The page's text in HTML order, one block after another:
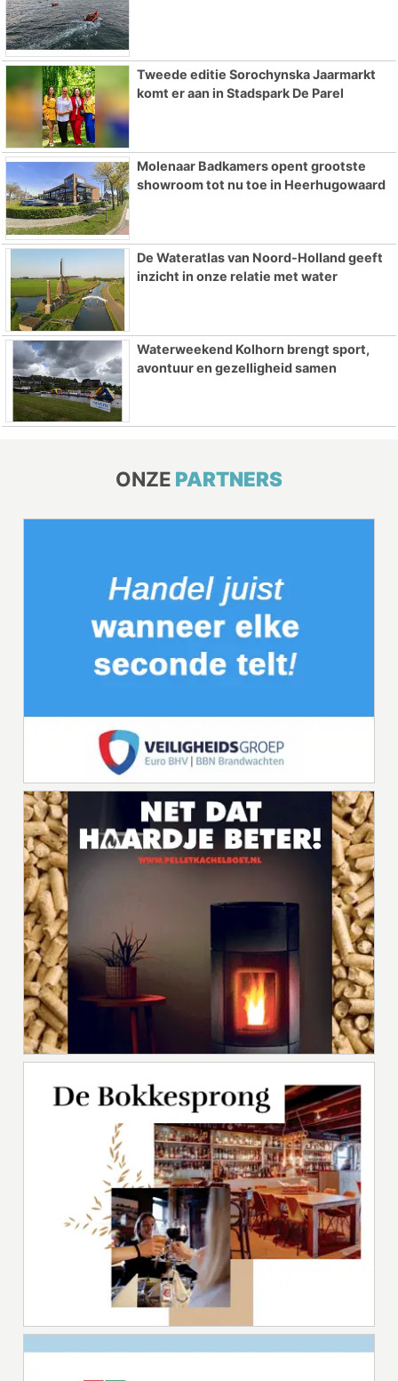
Tweede editie Sorochynska Jaarmarkt
komt er aan in Stadspark De Parel
Molenaar Badkamers opent grootste
showroom tot nu toe in Heerhugowaard
De Wateratlas van Noord-Holland geeft
inzicht in onze relatie met water
Waterweekend Kolhorn brengt sport,
avontuur en gezelligheid samen
ONZE PARTNERS